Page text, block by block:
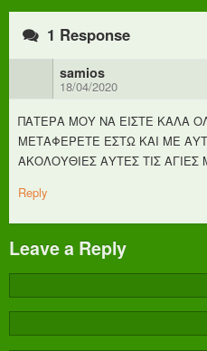
1 Response
samios
18/04/2020
ΠΑΤΕΡΑ ΜΟΥ ΝΑ ΕΙΣΤΕ ΚΑΛΑ
ΜΕΤΑΦΕΡΕΤΕ ΕΣΤΩ ΚΑΙ ΜΕ
ΑΚΟΛΟΥΘΙΕΣ ΑΥΤΕΣ ΤΙΣ
Reply
Leave a Reply